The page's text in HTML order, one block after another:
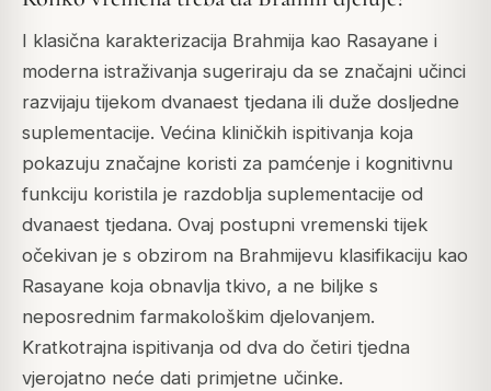
I klasična karakterizacija Brahmija kao Rasayane i
moderna istraživanja sugeriraju da se značajni učinci
razvijaju tijekom dvanaest tjedana ili duže dosljedne
suplementacije. Većina kliničkih ispitivanja koja
pokazuju značajne koristi za pamćenje i kognitivnu
funkciju koristila je razdoblja suplementacije od
dvanaest tjedana. Ovaj postupni vremenski tijek
očekivan je s obzirom na Brahmijevu klasifikaciju kao
Rasayane koja obnavlja tkivo, a ne biljke s
neposrednim farmakološkim djelovanjem.
Kratkotrajna ispitivanja od dva do četiri tjedna
vjerojatno neće dati primjetne učinke.